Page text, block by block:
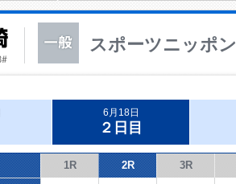
スポーツニッポ
6月18日
２日目
1R 2R 3R